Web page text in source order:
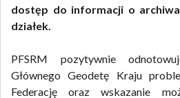
dostęp do informacji o
działek.
PFSRM pozytywnie
Głównego Geodetę Kraju
Federację oraz wskazanie